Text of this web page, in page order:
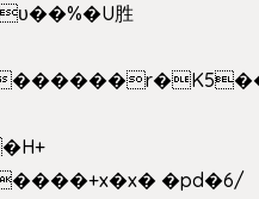
�pd�6/